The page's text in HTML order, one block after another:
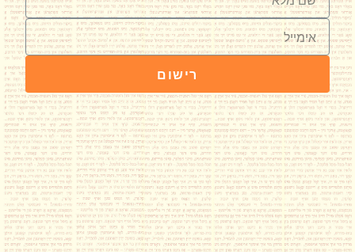
רישום